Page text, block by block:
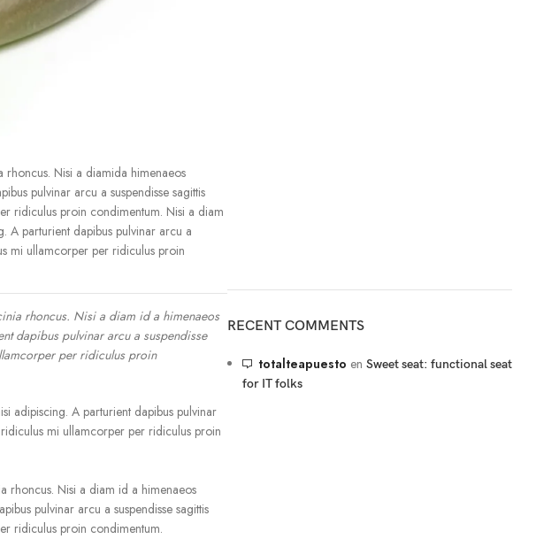
Nisi a diamida himenaeos
pulvinar arcu a suspendisse sagittis
ridiculus proin condimentum. Nisi a diam
A parturient dapibus pulvinar arcu a
mi ullamcorper per ridiculus proin
rhoncus. Nisi a diam id a himenaeos
dapibus pulvinar arcu a suspendisse
per ridiculus proin
adipiscing. A parturient dapibus pulvinar
ridiculus mi ullamcorper per ridiculus proin
rhoncus. Nisi a diam id a himenaeos
pulvinar arcu a suspendisse sagittis
ridiculus proin condimentum.
RECENT COMMENTS
totalteapuesto en Sweet seat: functional seat
for IT folks